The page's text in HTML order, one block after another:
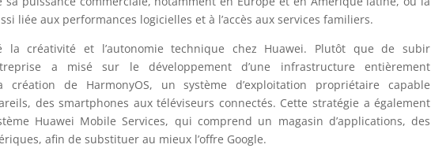
liée aux performances logicielles et à l’accès aux services familiers.
la créativité et l’autonomie technique chez Huawei. Plutôt que de subir
a misé sur le développement d’une infrastructure entièrement
création de HarmonyOS, un système d’exploitation propriétaire capable
des smartphones aux téléviseurs connectés. Cette stratégie a également
Huawei Mobile Services, qui comprend un magasin d’applications, des
afin de substituer au mieux l’offre Google.